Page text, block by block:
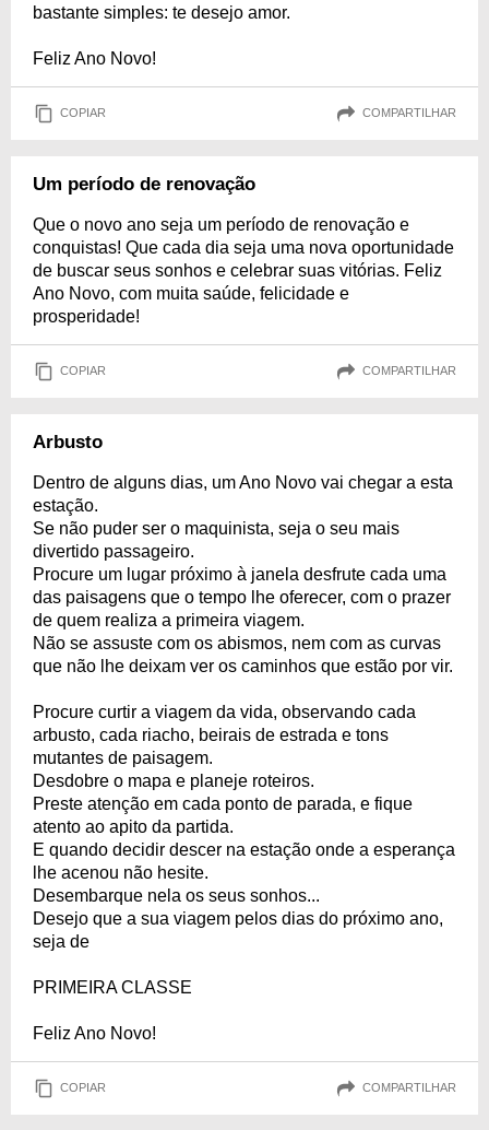
bastante simples: te desejo amor.
Feliz Ano Novo!
COPIAR COMPARTILHAR
Um período de renovação
Que o novo ano seja um período de renovação e
conquistas! Que cada dia seja uma nova oportunidade
de buscar seus sonhos e celebrar suas vitórias. Feliz
Ano Novo, com muita saúde, felicidade e
prosperidade!
COPIAR COMPARTILHAR
Arbusto
Dentro de alguns dias, um Ano Novo vai chegar a esta
estação.
Se não puder ser o maquinista, seja o seu mais
divertido passageiro.
Procure um lugar próximo à janela desfrute cada uma
das paisagens que o tempo lhe oferecer, com o prazer
de quem realiza a primeira viagem.
Não se assuste com os abismos, nem com as curvas
que não lhe deixam ver os caminhos que estão por vir.
Procure curtir a viagem da vida, observando cada
arbusto, cada riacho, beirais de estrada e tons
mutantes de paisagem.
Desdobre o mapa e planeje roteiros.
Preste atenção em cada ponto de parada, e fique
atento ao apito da partida.
E quando decidir descer na estação onde a esperança
lhe acenou não hesite.
Desembarque nela os seus sonhos...
Desejo que a sua viagem pelos dias do próximo ano,
seja de
PRIMEIRA CLASSE
Feliz Ano Novo!
COPIAR COMPARTILHAR